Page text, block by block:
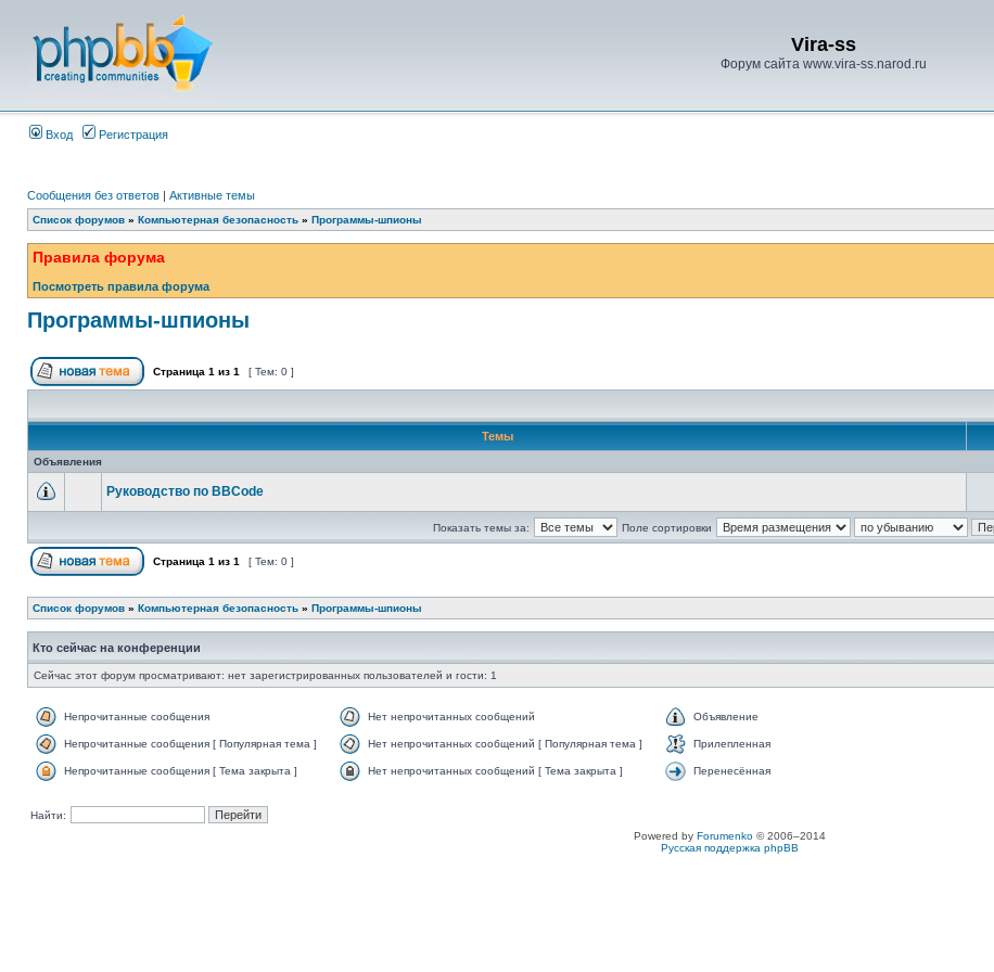
Vira-ss
Форум сайта www.vira-ss.narod.ru
Вход Регистрация
Сообщения без ответов | Активные темы
Список форумов » Компьютерная безопасность » Программы-шпионы
Правила форума
Посмотреть правила форума
Программы-шпионы
Страница 1 из 1 [ Тем: 0 ]
Темы
Объявления
Руководство по BBCode
Показать темы за: Поле сортировки
Страница 1 из 1 [ Тем: 0 ]
Список форумов » Компьютерная безопасность » Программы-шпионы
Кто сейчас на конференции
Сейчас этот форум просматривают: нет зарегистрированных пользователей и гости: 1
Непрочитанные сообщения Нет непрочитанных сообщений Объявление
Непрочитанные сообщения [ Популярная тема ] Нет непрочитанных сообщений [ Популярная тема ] Прилепленная
Непрочитанные сообщения [ Тема закрыта ] Нет непрочитанных сообщений [ Тема закрыта ] Перенесённая
Найти:
Powered by Forumenko© 2006–2014
Русская поддержка phpBB